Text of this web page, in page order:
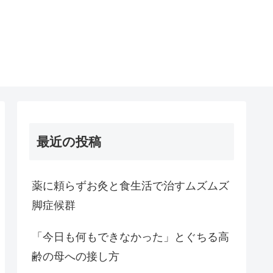
最近の投稿
薬に頼らずお灸と食生活で治すムズムズ
脚症候群
「今日も何もできなかった」とぐちる高
齢の母への接し方